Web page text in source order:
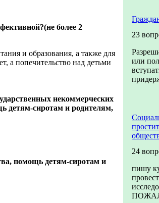
более 2
и образования, а также для
а попечительство над детьми
некоммерческих
детям-сиротам и родителям,
помощь детям-сиротам и
23
или
24
пишу